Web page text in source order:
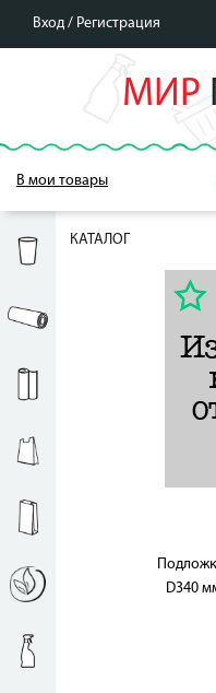
Вход / Регистрация
МИР
В мои товары
КАТАЛОГ
D340